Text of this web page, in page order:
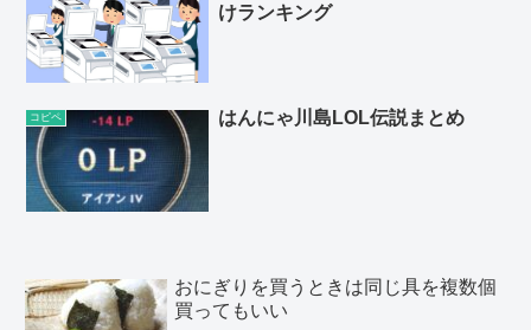
けランキング
コピペ はんにゃ川島LOL伝説まとめ
おにぎりを買うときは同じ具を複数個
買ってもいい